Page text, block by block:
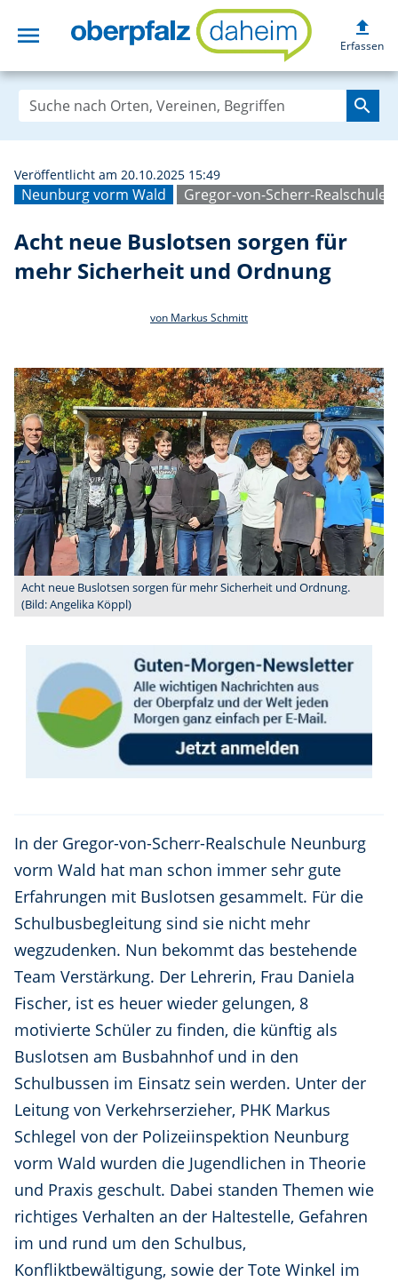
menu Acht neue
upload
Erfassen
search
Neunburg vorm Wald Gregor-von-Scherr-Realschule
Veröffentlicht am 20.10.2025 15:49
Acht neue Buslotsen sorgen für
mehr Sicherheit und Ordnung
von Markus Schmitt
Acht neue Buslotsen sorgen für mehr Sicherheit und Ordnung.
(Bild: Angelika Köppl)
In der Gregor-von-Scherr-Realschule Neunburg
vorm Wald hat man schon immer sehr gute
Erfahrungen mit Buslotsen gesammelt. Für die
Schulbusbegleitung sind sie nicht mehr
wegzudenken. Nun bekommt das bestehende
Team Verstärkung. Der Lehrerin, Frau Daniela
Fischer, ist es heuer wieder gelungen, 8
motivierte Schüler zu finden, die künftig als
Buslotsen am Busbahnhof und in den
Schulbussen im Einsatz sein werden. Unter der
Leitung von Verkehrserzieher, PHK Markus
Schlegel von der Polizeiinspektion Neunburg
vorm Wald wurden die Jugendlichen in Theorie
und Praxis geschult. Dabei standen Themen wie
richtiges Verhalten an der Haltestelle, Gefahren
im und rund um den Schulbus,
Konfliktbewältigung, sowie der Tote Winkel im